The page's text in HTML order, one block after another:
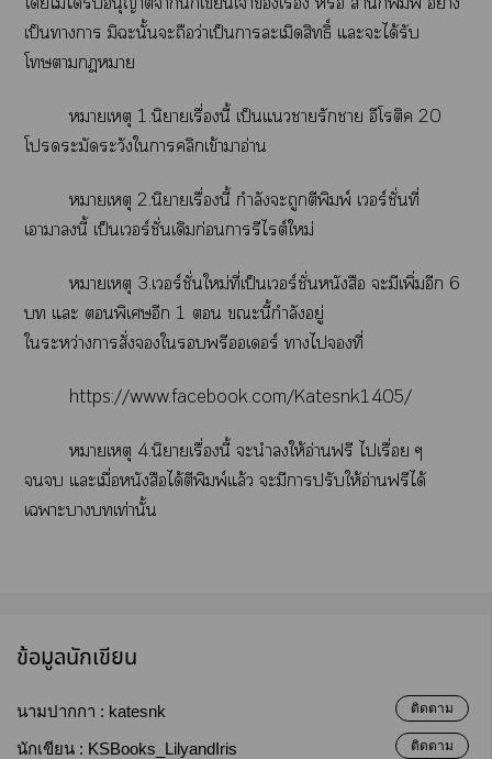
เป็นาา มิะนั้นะถือว่าเป็นาละเมิดสิทธิ์ แะะได้รับ
โาา
หมายเหตุ 1.นิยายเรื่องนี้ เป็นแารักา อีโติค 20
โระมัดระวังใาคลิกเข้าาอ่าน
หมายเหตุ 2.นิยายเรื่องนี้ กำลังะถูกตีพิมพ์ เร์ชั่นที่
เาานี้ เป็นเร์ชั่นเดิมก่อนารีไต์ใหม่
หมายเหตุ 3.เร์ชั่นใหม่ที่เป็นเร์ชั่นหนังสือ ะมีเพิ่มอีก 6
 แะ พิเศษอีก 1  ะนี้กำลังอยู่
ใระหว่างาสั่งใพรีเอร์ าไที่
https://www.facebook.com/Katesnk1405/
หมายเหตุ 4.นิยายเรื่องนี้ ะนำให้อ่านฟรี ไเรื่อย ๆ
 แะเมื่อหนังสือได้ตีพิมพ์แล้ว ะมีาปรับให้อ่านฟรีได้
เาะาเท่านั้น
ข้อมูลนักเขียน
นามปากกา : katesnk ติดตาม
นักเขียน : KSBooks_LilyandIris ติดตาม